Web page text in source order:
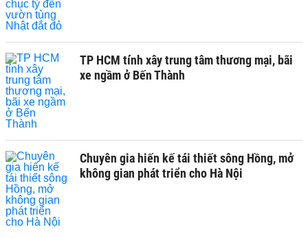
TP HCM tính xây trung tâm thương mại, bãi
xe ngầm ở Bến Thành
Chuyên gia hiến kế tái thiết sông Hồng, mở
không gian phát triển cho Hà Nội